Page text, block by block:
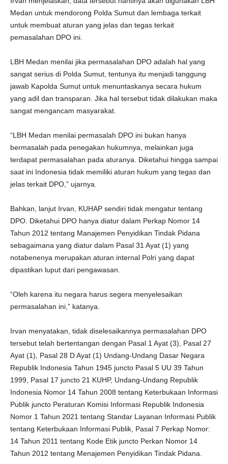
Medan untuk mendorong Polda Sumut dan lembaga terkait
untuk membuat aturan yang jelas dan tegas terkait
pemasalahan DPO ini.
LBH Medan menilai jika permasalahan DPO adalah hal yang
sangat serius di Polda Sumut, tentunya itu menjadi tanggung
jawab Kapolda Sumut untuk menuntaskanya secara hukum
yang adil dan transparan. Jika hal tersebut tidak dilakukan maka
sangat mengancam masyarakat.
“LBH Medan menilai permasalah DPO ini bukan hanya
bermasalah pada penegakan hukumnya, melainkan juga
terdapat permasalahan pada aturanya. Diketahui hingga sampai
saat ini Indonesia tidak memiliki aturan hukum yang tegas dan
jelas terkait DPO,” ujarnya.
Bahkan, lanjut Irvan, KUHAP sendiri tidak mengatur tentang
DPO. Diketahui DPO hanya diatur dalam Perkap Nomor 14
Tahun 2012 tentang Manajemen Penyidikan Tindak Pidana
sebagaimana yang diatur dalam Pasal 31 Ayat (1) yang
notabenenya merupakan aturan internal Polri yang dapat
dipastikan luput dari pengawasan.
“Oleh karena itu negara harus segera menyelesaikan
permasalahan ini,” katanya.
Irvan menyatakan, tidak diselesaikannya permasalahan DPO
tersebut telah bertentangan dengan Pasal 1 Ayat (3), Pasal 27
Ayat (1), Pasal 28 D Ayat (1) Undang-Undang Dasar Negara
Republik Indonesia Tahun 1945 juncto Pasal 5 UU 39 Tahun
1999, Pasal 17 juncto 21 KUHP, Undang-Undang Republik
Indonesia Nomor 14 Tahun 2008 tentang Keterbukaan Informasi
Publik juncto Peraturan Komisi Informasi Republik Indonesia
Nomor 1 Tahun 2021 tentang Standar Layanan Informasi Publik
tentang Keterbukaan Informasi Publik, Pasal 7 Perkap Nomor:
14 Tahun 2011 tentang Kode Etik juncto Perkan Nomor 14
Tahun 2012 tentang Menajemen Penyidikan Tindak Pidana.